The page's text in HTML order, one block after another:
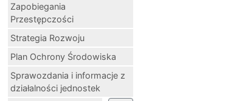
Zapobiegania
Przestępczości
Strategia Rozwoju
Plan Ochrony Środowiska
Sprawozdania i informacje z
działalności jednostek